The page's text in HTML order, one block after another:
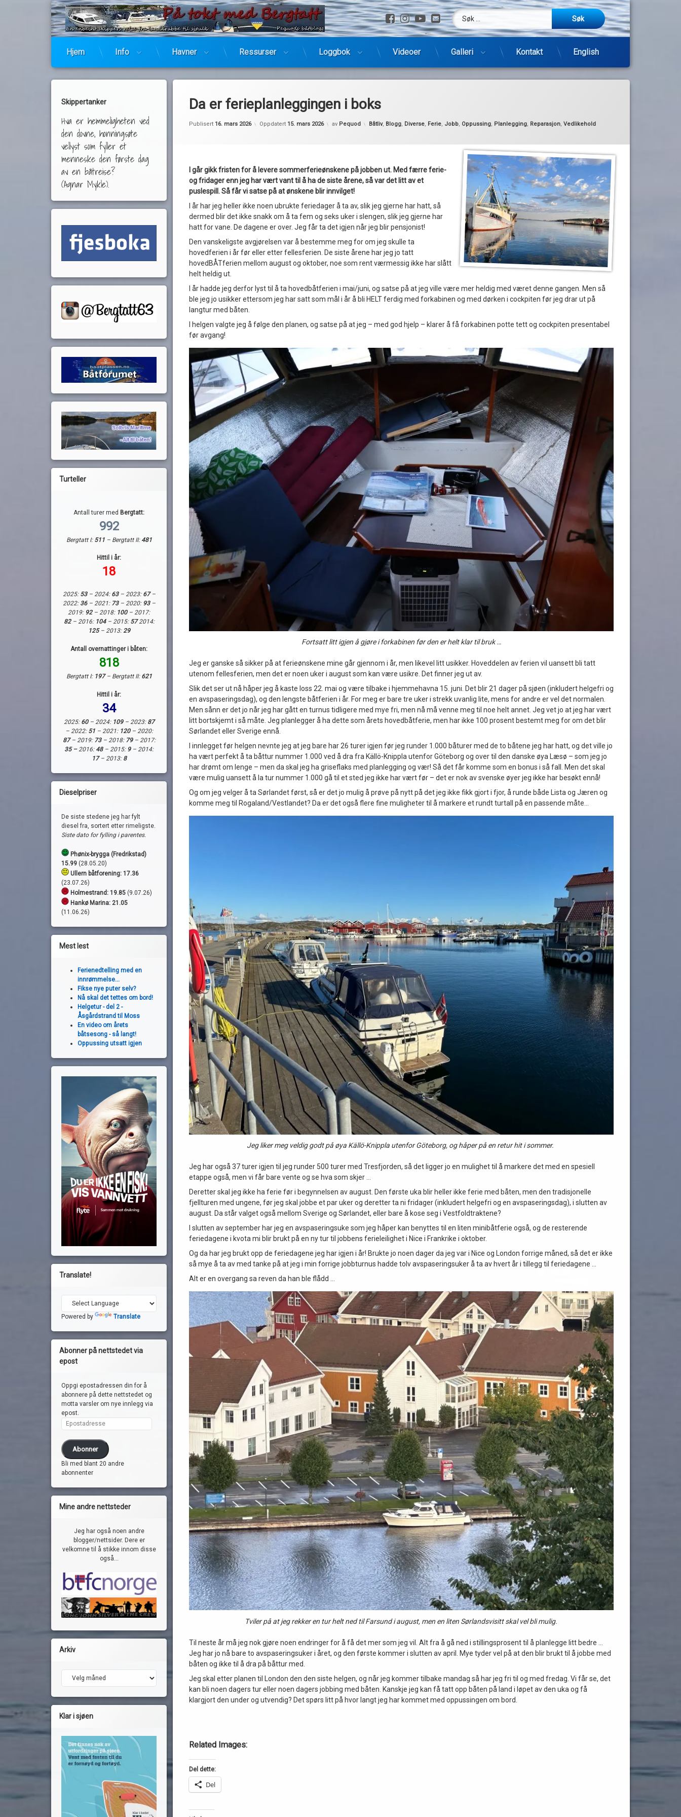
til
Facebook
Instagram
YouTube
E-post
Søk etter:
Hjem Info Havner Ressurser Loggbok Videoer Galleri Kontakt English
Da er ferieplanleggingen i boks
Publisert 16. mars 2026 Oppdatert 15. mars 2026 av Pequod Kategorier:
Båtliv, Blogg, Diverse, Ferie, Jobb, Oppussing, Planlegging, Reparasjon, Vedlikehold
I går gikk fristen for å levere sommerferieønskene på jobben ut. Med færre ferie-
og fridager enn jeg har vært vant til å ha de siste årene, så var det litt av et
puslespill. Så får vi satse på at ønskene blir innvilget!
I år har jeg heller ikke noen ubrukte feriedager å ta av, slik jeg gjerne har hatt, så
dermed blir det ikke snakk om å ta fem og seks uker i slengen, slik jeg gjerne har
hatt for vane. De dagene er over. Jeg får ta det igjen når jeg blir pensjonist!
Den vanskeligste avgjørelsen var å bestemme meg for om jeg skulle ta
hovedferien i år før eller etter fellesferien. De siste årene har jeg jo tatt
hovedBÅTferien mellom august og oktober, noe som rent værmessig ikke har slått
helt heldig ut.
I år hadde jeg derfor lyst til å ta hovedbåtferien i mai/juni, og satse på at jeg ville være mer heldig med været denne gangen. Men så
ble jeg jo usikker ettersom jeg har satt som mål i år å bli HELT ferdig med forkabinen og med dørken i cockpiten før jeg drar ut på
langtur med båten.
I helgen valgte jeg å følge den planen, og satse på at jeg – med god hjelp – klarer å få forkabinen potte tett og cockpiten presentabel
før avgang!
Fortsatt litt igjen å gjøre i forkabinen før den er helt klar til bruk …
Jeg er ganske så sikker på at ferieønskene mine går gjennom i år, men likevel litt usikker. Hoveddelen av ferien vil uansett bli tatt
utenom fellesferien, men det er noen uker i august som kan være usikre. Det finner jeg ut av.
Slik det ser ut nå håper jeg å kaste loss 22. mai og være tilbake i hjemmehavna 15. juni. Det blir 21 dager på sjøen (inkludert helgefri og
en avspaseringsdag), og den lengste båtferien i år. For meg er bare tre uker i strekk uvanlig lite, mens for andre er vel det normalen.
Men sånn er det jo når jeg har gått en turnus tidligere med mye fri, men nå må venne meg til noe helt annet. Jeg vet jo at jeg har vært
litt bortskjemt i så måte. Jeg planlegger å ha dette som årets hovedbåtferie, men har ikke 100 prosent bestemt meg for om det blir
Sørlandet eller Sverige ennå.
I innlegget før helgen nevnte jeg at jeg bare har 26 turer igjen før jeg runder 1.000 båturer med de to båtene jeg har hatt, og det ville jo
ha vært perfekt å ta båttur nummer 1.000 ved å dra fra Källö-Knippla utenfor Göteborg og over til den danske øya Læsø – som jeg jo
har drømt om lenge – men da skal jeg ha griseflaks med planlegging og vær! Så det får komme som en bonus i så fall. Men det skal
være mulig uansett å la tur nummer 1.000 gå til et sted jeg ikke har vært før – det er nok av svenske øyer jeg ikke har besøkt ennå!
Og om jeg velger å ta Sørlandet først, så er det jo mulig å prøve på nytt på det jeg ikke fikk gjort i fjor, å runde både Lista og Jæren og
komme meg til Rogaland/Vestlandet? Da er det også flere fine muligheter til å markere et rundt turtall på en passende måte…
Jeg liker meg veldig godt på øya Källö-Knippla utenfor Göteborg, og håper på en retur hit i sommer.
Jeg har også 37 turer igjen til jeg runder 500 turer med Tresfjorden, så det ligger jo en mulighet til å markere det med en spesiell
etappe også, men vi får bare vente og se hva som skjer …
Deretter skal jeg ikke ha ferie før i begynnelsen av august. Den første uka blir heller ikke ferie med båten, men den tradisjonelle
fjellturen med ungene, før jeg skal jobbe et par uker og deretter ta ni fridager (inkludert helgefri og en avspaseringsdag), i slutten av
august. Da står valget også mellom Sverige og Sørlandet, eller bare å kose seg i Vestfoldtraktene?
I slutten av september har jeg en avspaseringsuke som jeg håper kan benyttes til en liten minibåtferie også, og de resterende
feriedagene i kvota mi blir brukt på en ny tur til jobbens ferieleilighet i Nice i Frankrike i oktober.
Og da har jeg brukt opp de feriedagene jeg har igjen i år! Brukte jo noen dager da jeg var i Nice og London forrige måned, så det er ikke
så mye å ta av med tanke på at jeg i min forrige jobbturnus hadde tolv avspaseringsuker å ta av hvert år i tillegg til feriedagene …
Alt er en overgang sa reven da han ble flådd …
Tviler på at jeg rekker en tur helt ned til Farsund i august, men en liten Sørlandsvisitt skal vel bli mulig.
Til neste år må jeg nok gjøre noen endringer for å få det mer som jeg vil. Alt fra å gå ned i stillingsprosent til å planlegge litt bedre …
Jeg har jo nå bare to avspaseringsuker i året, og den første kommer i slutten av april. Mye tyder vel på at den blir brukt til å jobbe med
båten og ikke til å dra på båttur med.
Jeg skal etter planen til London den den siste helgen, og når jeg kommer tilbake mandag så har jeg fri til og med fredag. Vi får se, det
kan bli noen dagers tur eller noen dagers jobbing med båten. Kanskje jeg kan få tatt opp båten på land i løpet av den uka og få
klargjort den under og utvendig? Det spørs litt på hvor langt jeg har kommet med oppussingen om bord.
Related Images:
Del dette:
Del
Skippertanker
Hva er hemmeligheten ved
den dovne, honningsøte
vellyst som fyller et
menneske den første dag
av en båtreise?
(Agnar Mykle).
Turteller
Antall turer med Bergtatt:
992
Bergtatt I: 511 – Bergtatt II:481
Hittil i år:
18
2025: 53– 2024:63– 2023: 67–
2022: 36– 2021: 73– 2020: 93–
2019: 92– 2018: 100 – 2017:
82– 2016: 104– 2015: 572014:
125– 2013:29
Antall overnattinger i båten:
818
Bergtatt I: 197– Bergtatt II: 621
Hittil i år:
34
2025: 60– 2024: 109– 2023: 87
– 2022: 51– 2021: 120– 2020:
87– 2019: 73– 2018: 79– 2017:
35 –2016:48– 2015: 9 – 2014:
17– 2013: 8
Dieselpriser
De siste stedene jeg har fylt
diesel fra, sortert etter rimeligste.
Siste dato for fylling i parentes.
Phønix-brygga (Fredrikstad)
15.99 (28.05.20)
Ullern båtforening: 17.36
(23.07.26)
Holmestrand: 19.85(9.07.26)
Hankø Marina: 21.05
(11.06.26)
Mest lest
Ferienedtelling med en
innrømmelse...
Fikse nye puter selv?
Nå skal det tettes om bord!
Helgetur - del 2 -
Åsgårdstrand til Moss
En video om årets
båtsesong - så langt!
Oppussing utsatt igjen
Translate!
Powered by Translate
Abonner på nettstedet via
epost
Oppgi epostadressen din for å
abonnere på dette nettstedet og
motta varsler om nye innlegg via
epost.
Epostadresse
Abonner
Bli med blant 20 andre
abonnenter
Mine andre nettsteder
Jeg har også noen andre
blogger/nettsider. Dere er
velkomne til å stikke innom disse
også...
Arkiv
Arkiv
Klar i sjøen